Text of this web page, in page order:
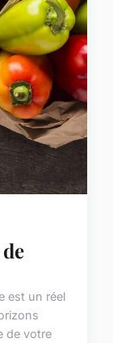
est un réel
de votre